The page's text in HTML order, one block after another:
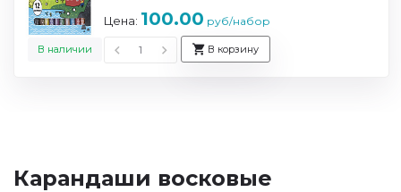
В наличии
Цена: 100.00 руб/набор
В корзину
Карандаши восковые